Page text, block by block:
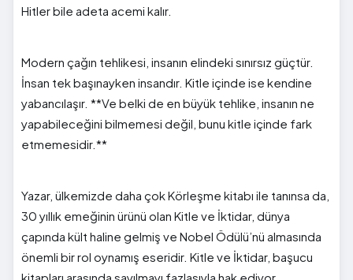
Hitler bile adeta acemi kalır.
Modern çağın tehlikesi, insanın elindeki sınırsız güçtür.
İnsan tek başınayken insandır. Kitle içinde ise kendine
yabancılaşır. **Ve belki de en büyük tehlike, insanın ne
yapabileceğini bilmemesi değil, bunu kitle içinde fark
etmemesidir.**
Yazar, ülkemizde daha çok Körleşme kitabı ile tanınsa da,
30 yıllık emeğinin ürünü olan Kitle ve İktidar, dünya
çapında kült haline gelmiş ve Nobel Ödülü’nü almasında
önemli bir rol oynamış eseridir. Kitle ve İktidar, başucu